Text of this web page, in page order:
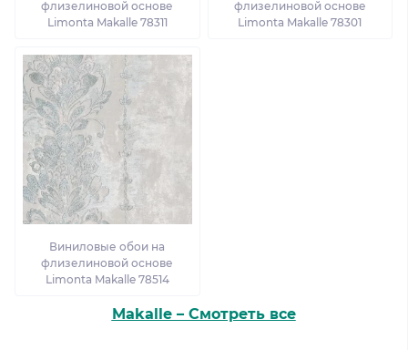
флизелиновой основе
Limonta Makalle 78311
флизелиновой основе
Limonta Makalle 78301
Виниловые обои на
флизелиновой основе
Limonta Makalle 78514
Makalle – Смотреть все